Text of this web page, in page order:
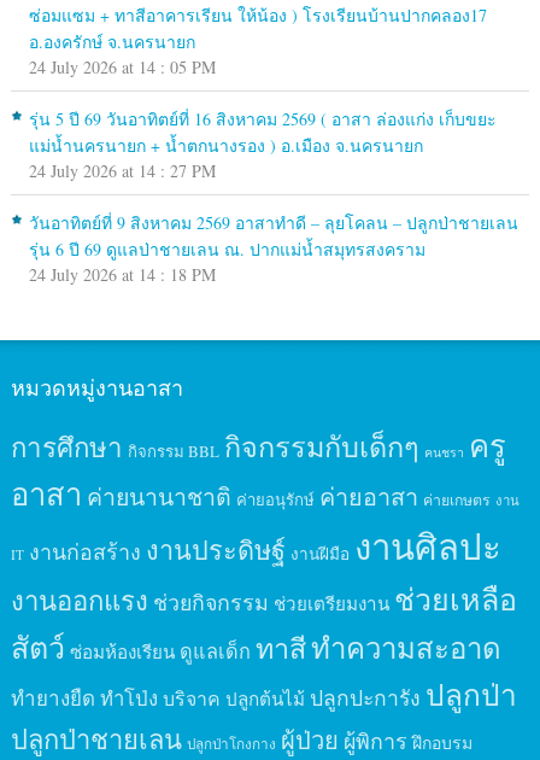
ซ่อมแซม + ทาสีอาคารเรียน ให้น้อง ) โรงเรียนบ้านปากคลอง17
อ.องครักษ์ จ.นครนายก
24 July 2026 at 14 : 05 PM
รุ่น 5 ปี 69 วันอาทิตย์ที่ 16 สิงหาคม 2569 ( อาสา ล่องแก่ง เก็บขยะ
แม่น้ำนครนายก + น้ำตกนางรอง ) อ.เมือง จ.นครนายก
24 July 2026 at 14 : 27 PM
วันอาทิตย์ที่ 9 สิงหาคม 2569 อาสาทำดี – ลุยโคลน – ปลูกป่าชายเลน
รุ่น 6 ปี 69 ดูแลป่าชายเลน ณ. ปากแม่น้ำสมุทรสงคราม
24 July 2026 at 14 : 18 PM
หมวดหมู่งานอาสา
การศึกษา กิจกรรม BBL กิจกรรมกับเด็กๆ คนชรา ครู
อาสา ค่ายนานาชาติ ค่ายอนุรักษ์ ค่ายอาสา ค่ายเกษตร งาน
IT งานก่อสร้าง งานประดิษฐ์ งานฝีมือ งานศิลปะ
งานออกแรง ช่วยกิจกรรม ช่วยเตรียมงาน ช่วยเหลือ
สัตว์ ซ่อมห้องเรียน ดูแลเด็ก ทาสีทำความสะอาด
ทำยางยืด ทำโป่ง บริจาค ปลูกต้นไม้ ปลูกปะการัง ปลูกป่า
ปลูกป่าชายเลน ปลูกป่าโกงกาง ผู้ป่วย ผู้พิการ ฝึกอบรม